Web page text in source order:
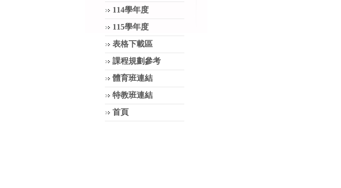
114學年度
115學年度
表格下載區
課程規劃參考
體育班連結
特教班連結
首頁